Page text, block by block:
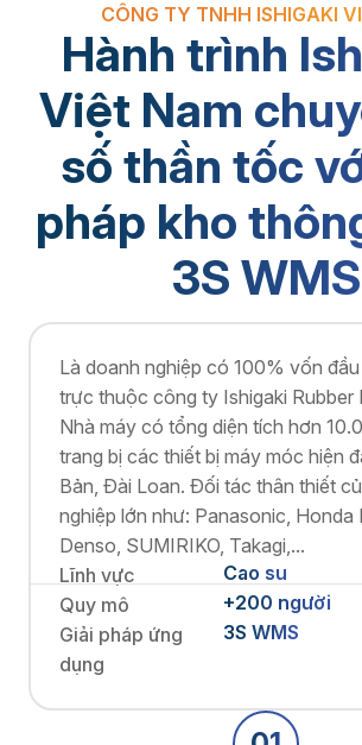
CÔNG TY TNHH ISHIGAKI
Hành trình
Việt Nam
số thần tốc
pháp kho
3S WMS
Là doanh nghiệp có 100% vốn
trực thuộc công ty Ishigaki Rubber
Nhà máy có tổng diện tích hơn
trang bị các thiết bị máy móc hiện
Bản, Đài Loan. Đối tác thân thiết
nghiệp lớn như: Panasonic, Honda
Denso, SUMIRIKO, Takagi,...
Lĩnh vực
Cao su
Quy mô
+200 người
Giải pháp ứng
dụng
3S WMS